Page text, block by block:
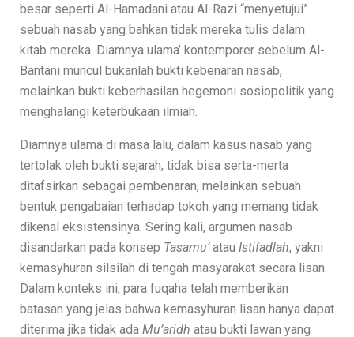
besar seperti Al-Hamadani atau Al-Razi “menyetujui”
sebuah nasab yang bahkan tidak mereka tulis dalam
kitab mereka. Diamnya ulama’ kontemporer sebelum Al-
Bantani muncul bukanlah bukti kebenaran nasab,
melainkan bukti keberhasilan hegemoni sosiopolitik yang
menghalangi keterbukaan ilmiah.
Diamnya ulama di masa lalu, dalam kasus nasab yang
tertolak oleh bukti sejarah, tidak bisa serta-merta
ditafsirkan sebagai pembenaran, melainkan sebuah
bentuk pengabaian terhadap tokoh yang memang tidak
dikenal eksistensinya. Sering kali, argumen nasab
disandarkan pada konsep Tasamu’atau Istifadlah, yakni
kemasyhuran silsilah di tengah masyarakat secara lisan.
Dalam konteks ini, para fuqaha telah memberikan
batasan yang jelas bahwa kemasyhuran lisan hanya dapat
diterima jika tidak ada Mu’aridh atau bukti lawan yang